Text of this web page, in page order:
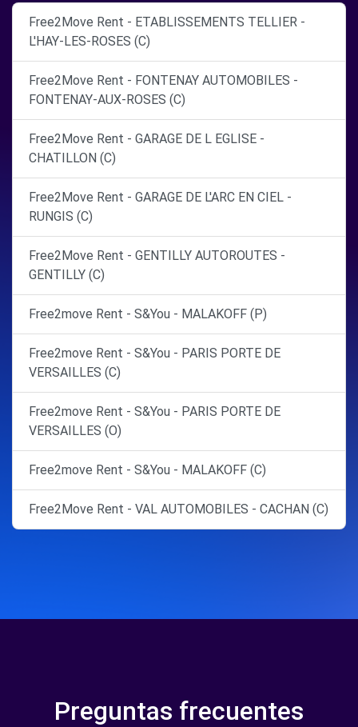
Free2Move Rent - ETABLISSEMENTS TELLIER -
L'HAY-LES-ROSES (C)
Free2Move Rent - FONTENAY AUTOMOBILES -
FONTENAY-AUX-ROSES (C)
Free2Move Rent - GARAGE DE L EGLISE -
CHATILLON (C)
Free2Move Rent - GARAGE DE L'ARC EN CIEL -
RUNGIS (C)
Free2Move Rent - GENTILLY AUTOROUTES -
GENTILLY (C)
Free2move Rent - S&You - MALAKOFF (P)
Free2move Rent - S&You - PARIS PORTE DE
VERSAILLES (C)
Free2move Rent - S&You - PARIS PORTE DE
VERSAILLES (O)
Free2move Rent - S&You - MALAKOFF (C)
Free2Move Rent - VAL AUTOMOBILES - CACHAN (C)
Preguntas frecuentes